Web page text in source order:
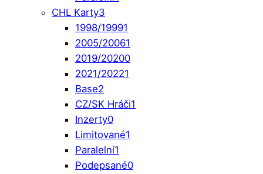
CHL Karty3
1998/19991
2005/20061
2019/20200
2021/20221
Base2
CZ/SK Hráči1
Inzerty0
Limitované1
Paralelní1
Podepsané0